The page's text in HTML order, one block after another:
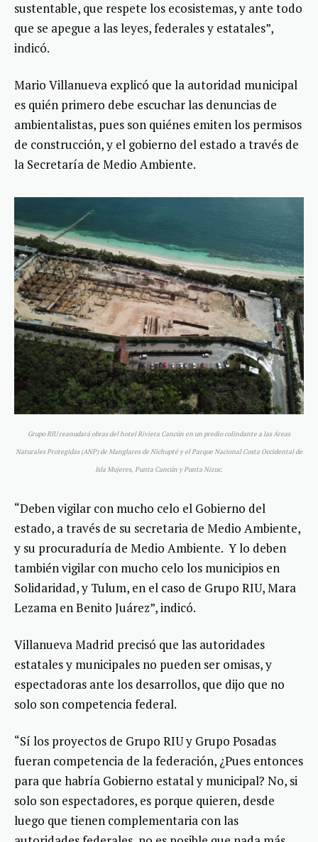
sustentable, que respete los ecosistemas, y ante todo
que se apegue a las leyes, federales y estatales”,
indicó.
Mario Villanueva explicó que la autoridad municipal
es quién primero debe escuchar las denuncias de
ambientalistas, pues son quiénes emiten los permisos
de construcción, y el gobierno del estado a través de
la Secretaría de Medio Ambiente.
Grupo RIU reanudará obras del hotel Riviera Cancún en un predio colindante a las Áreas
Naturales Protegidas (ANP) de Manglares de Nichupté y el Parque Nacional Costa Occidental de
Isla Mujeres, Punta Cancún y Punta Nizuc.
“Deben vigilar con mucho celo el Gobierno del
estado, a través de su secretaria de Medio Ambiente,
y su procuraduría de Medio Ambiente. Y lo deben
también vigilar con mucho celo los municipios en
Solidaridad, y Tulum, en el caso de Grupo RIU, Mara
Lezama en Benito Juárez”, indicó.
Villanueva Madrid precisó que las autoridades
estatales y municipales no pueden ser omisas, y
espectadoras ante los desarrollos, que dijo que no
solo son competencia federal.
“Sí los proyectos de Grupo RIU y Grupo Posadas
fueran competencia de la federación, ¿Pues entonces
para que habría Gobierno estatal y municipal? No, si
solo son espectadores, es porque quieren, desde
luego que tienen complementaria con las